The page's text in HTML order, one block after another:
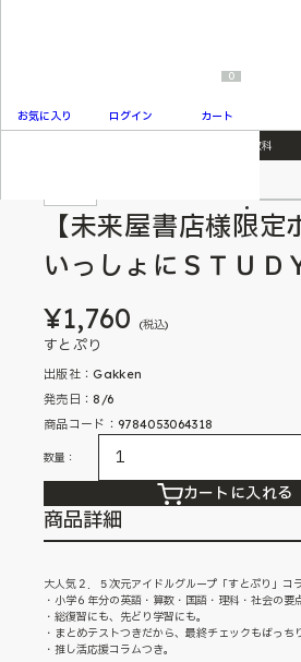
お気に入り ログイン
0
カート
といっしょにＳＴＵＤＹＢＯＯＫ 小学６年分５教科
【未来屋書店様限
いっしょにＳＴＵ
¥1,760 (税込)
すとぷり
出版社：Gakken
発売日：8/6
商品コード：9784053064318
数量：
カートに入れる
商品詳細
大人気２．５次元アイドルグループ「すとぷり」コ
・小学６年分の英語・算数・国語・理科・社会の要
・総復習にも、先どり学習にも。
・まとめテストつきだから、最終チェックもばっちり
・推し活応援コラムつき。